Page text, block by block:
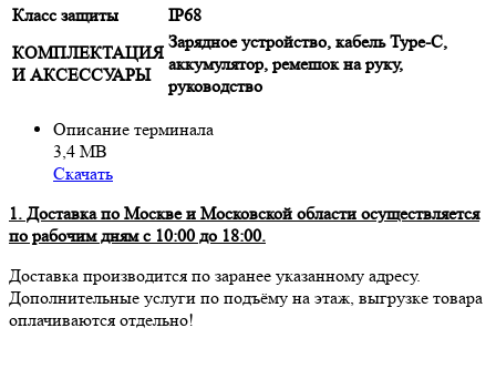
Класс защиты
IP68
КОМПЛЕКТАЦИЯ
И АКСЕССУАРЫ
Зарядное устройство, кабель Type-C,
аккумулятор, ремешок на руку,
руководство
Описание терминала
3,4 МВ
Скачать
1. Доставка по Москве и Московской области осуществляется
по рабочим дням с 10:00 до 18:00.
Доставка производится по заранее указанному адресу.
Дополнительные услуги по подъёму на этаж, выгрузке товара
оплачиваются отдельно!